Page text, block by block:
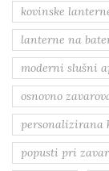
kovinske
lanterne na
moderni slušni
osnovno
personalizirana
popusti pri